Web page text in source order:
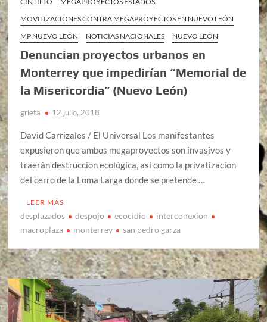
MOVILIZACIONES CONTRA MEGAPROYECTOS EN NUEVO LEÓN
MP NUEVO LEÓN
NOTICIAS NACIONALES NUEVO LEÓN
Denuncian proyectos urbanos en
Monterrey que impedirían “Memorial de
la Misericordia” (Nuevo León)
grieta 12 julio, 2018
David Carrizales / El Universal Los manifestantes
expusieron que ambos megaproyectos son invasivos y
traerán destrucción ecológica, así como la privatización
del cerro de la Loma Larga donde se pretende …
LEER MÁS
desplazados despojo ecocidio
interconexion
macroplaza
monterrey san pedro garza